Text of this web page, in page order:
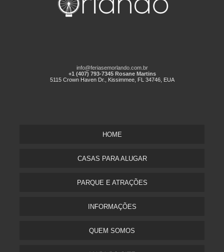
info@feriasemorlando.com.br
+1 (407) 793-7345 Rosane Martins
5115 Crown Haven Dr., Kissimmee, FL 34746, EUA
HOME
CASAS PARA ALUGAR
PARQUE E ATRAÇÕES
INFORMAÇÕES
QUEM SOMOS